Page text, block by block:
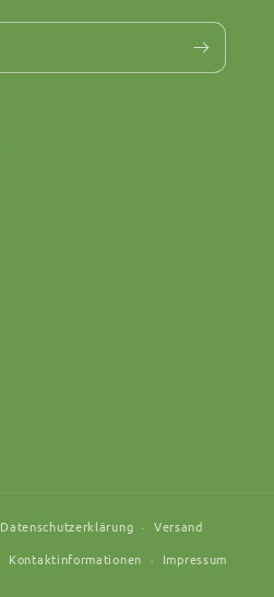
Datenschutzerklärung
Versand
Kontaktinformationen Impressum